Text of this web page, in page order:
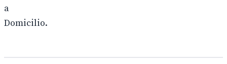
a
Domicilio.